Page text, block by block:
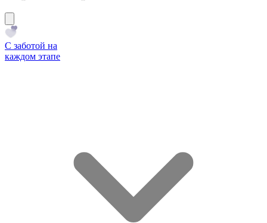
С заботой на
каждом этапе